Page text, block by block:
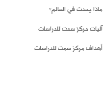
ماذا يحدث في العالم؟
آليات مركز سمت للدراسات
أهداف مركز سمت للدراسات